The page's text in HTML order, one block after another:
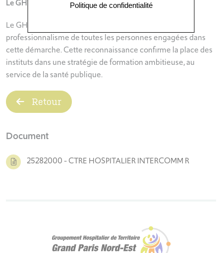
Le GHT GPNE remercie ses équipes
Le GHT GPNE tient à saluer l’implication et le
professionnalisme de toutes les personnes engagées dans
cette démarche. Cette reconnaissance confirme la place des
instituts dans une stratégie de formation ambitieuse, au
service de la santé publique.
Retour
Document
25282000 - CTRE HOSPITALIER INTERCOMM R
Politique de confidentialité